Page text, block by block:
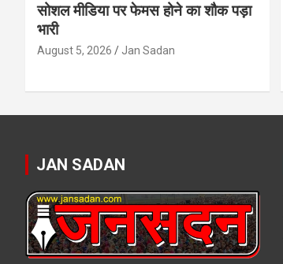
सोशल मीडिया पर फेमस होने का शौक पड़ा
भारी
August 5, 2026 Jan Sadan
JAN SADAN